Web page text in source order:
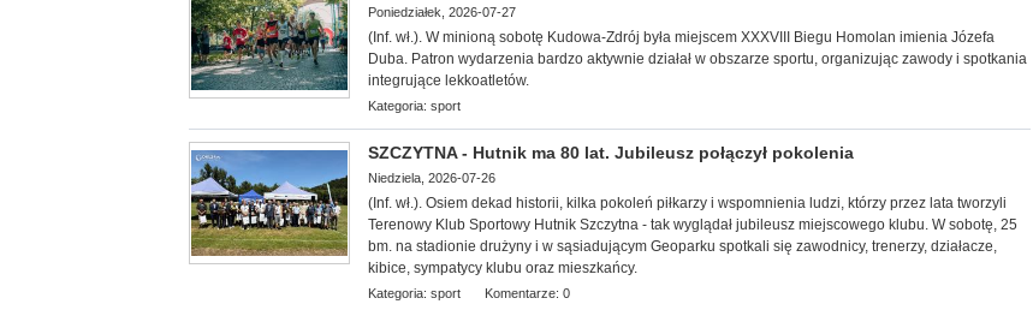
Poniedziałek, 2026-07-27
(Inf. wł.). W minioną sobotę Kudowa-Zdrój była miejscem XXXVIII Biegu Homolan imienia Józefa
Duba. Patron wydarzenia bardzo aktywnie działał w obszarze sportu, organizując zawody i spotkania
integrujące lekkoatletów.
Kategoria: sport
SZCZYTNA - Hutnik ma 80 lat. Jubileusz połączył pokolenia
Niedziela, 2026-07-26
(Inf. wł.). Osiem dekad historii, kilka pokoleń piłkarzy i wspomnienia ludzi, którzy przez lata tworzyli
Terenowy Klub Sportowy Hutnik Szczytna - tak wyglądał jubileusz miejscowego klubu. W sobotę, 25
bm. na stadionie drużyny i w sąsiadującym Geoparku spotkali się zawodnicy, trenerzy, działacze,
kibice, sympatycy klubu oraz mieszkańcy.
Kategoria: sport Komentarze: 0